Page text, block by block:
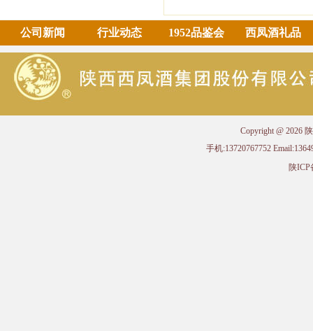
公司新闻 行业动态 1952品鉴会 西凤酒礼品
Copyright @ 2026
手机:13720767752
陕ICP